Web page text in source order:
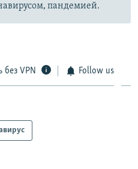
пандемией.
без VPN Follow us